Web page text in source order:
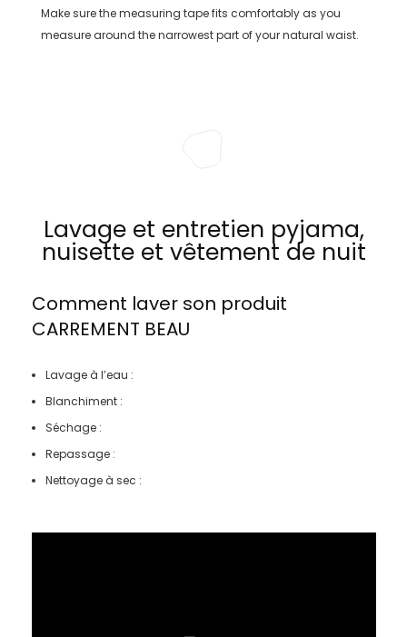
Make sure the measuring tape fits comfortably as you
measure around the narrowest part of your natural waist.
Lavage et entretien pyjama,
nuisette et vêtement de nuit
Comment laver son produit
CARREMENT BEAU
Lavage à l’eau :
Blanchiment :
Séchage :
Repassage :
Nettoyage à sec :